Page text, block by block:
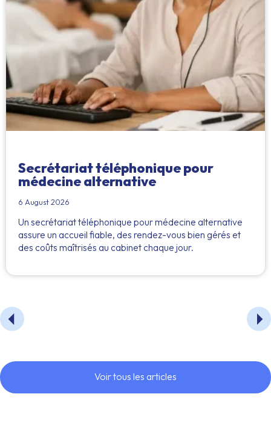
Secrétariat téléphonique pour
médecine alternative
6 August 2026
Un secrétariat téléphonique pour médecine alternative
assure un accueil fiable, des rendez-vous bien gérés et
des coûts maîtrisés au cabinet chaque jour.
Voir tous les articles